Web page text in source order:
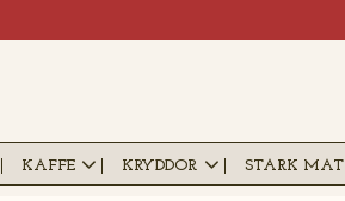
KAFFE KRYDDOR STARK MAT